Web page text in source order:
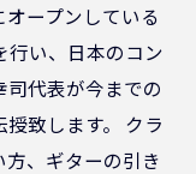
ープンしている
行い、日本のコン
代表が今までの
致します。 クラ
、ギターの引き